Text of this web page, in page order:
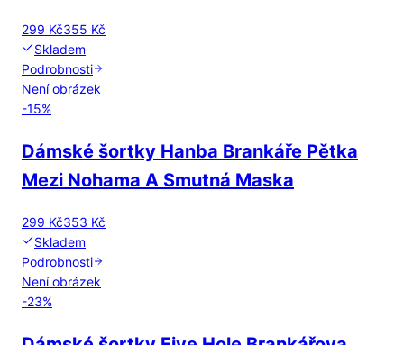
299 Kč355 Kč
Skladem
Podrobnosti
Není obrázek
-15%
Dámské šortky Hanba Brankáře Pětka
Mezi Nohama A Smutná Maska
299 Kč353 Kč
Skladem
Podrobnosti
Není obrázek
-23%